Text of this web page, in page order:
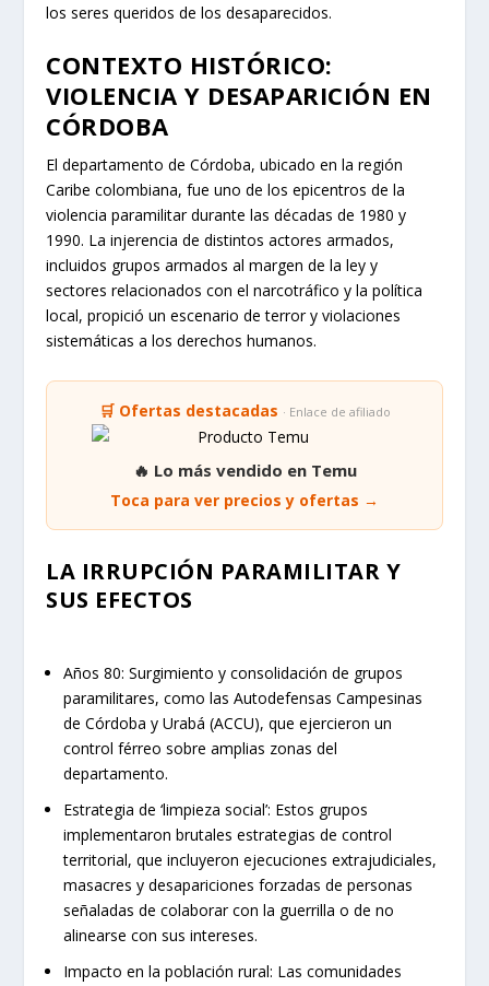
los seres queridos de los desaparecidos.
CONTEXTO HISTÓRICO:
VIOLENCIA Y DESAPARICIÓN EN
CÓRDOBA
El departamento de Córdoba, ubicado en la región
Caribe colombiana, fue uno de los epicentros de la
violencia paramilitar durante las décadas de 1980 y
1990. La injerencia de distintos actores armados,
incluidos grupos armados al margen de la ley y
sectores relacionados con el narcotráfico y la política
local, propició un escenario de terror y violaciones
sistemáticas a los derechos humanos.
🛒 Ofertas destacadas · Enlace de afiliado
🔥 Lo más vendido en Temu
Toca para ver precios y ofertas →
LA IRRUPCIÓN PARAMILITAR Y
SUS EFECTOS
Años 80: Surgimiento y consolidación de grupos
paramilitares, como las Autodefensas Campesinas
de Córdoba y Urabá (ACCU), que ejercieron un
control férreo sobre amplias zonas del
departamento.
Estrategia de ‘limpieza social’: Estos grupos
implementaron brutales estrategias de control
territorial, que incluyeron ejecuciones extrajudiciales,
masacres y desapariciones forzadas de personas
señaladas de colaborar con la guerrilla o de no
alinearse con sus intereses.
Impacto en la población rural: Las comunidades